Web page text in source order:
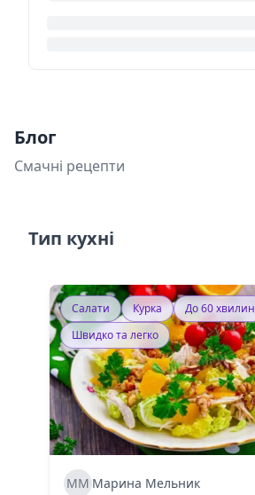
Блог
Смачні рецепти
Тип кухні
Салати Курка
До 60 хвилин
Швидко та легко
ММ Марина Мельник